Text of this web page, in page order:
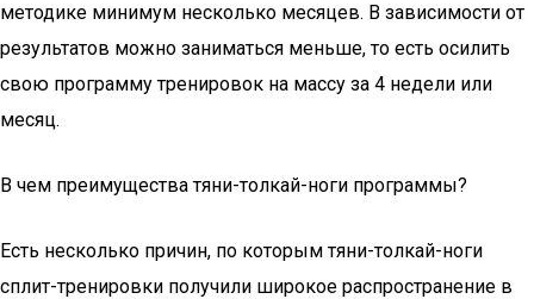
методике минимум несколько месяцев. В зависимости от
результатов можно заниматься меньше, то есть осилить
свою программу тренировок на массу за 4 недели или
месяц.
В чем преимущества тяни-толкай-ноги программы?
Есть несколько причин, по которым тяни-толкай-ноги
сплит-тренировки получили широкое распространение в